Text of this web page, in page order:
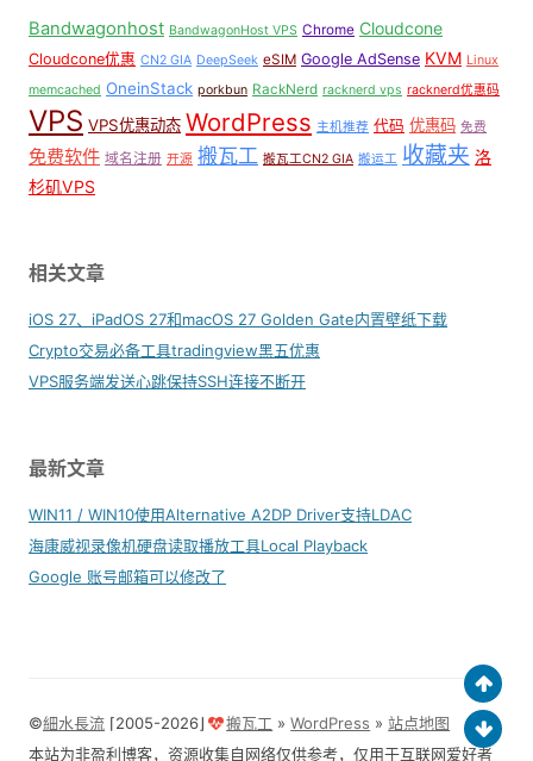
Bandwagonhost BandwagonHost VPS Chrome Cloudcone
Cloudcone优惠 CN2 GIA DeepSeek eSIM Google AdSense KVM Linux
memcached OneinStack porkbun RackNerd racknerd vps racknerd优惠码
VPS VPS优惠动态 WordPress 主机推荐 代码 优惠码 免费
免费软件 域名注册 开源 搬瓦工 搬瓦工CN2 GIA 搬运工 收藏夹 洛
杉矶VPS
相关文章
iOS 27、iPadOS 27和macOS 27 Golden Gate内置壁纸下载
Crypto交易必备工具tradingview黑五优惠
VPS服务端发送心跳保持SSH连接不断开
最新文章
WIN11 / WIN10使用Alternative A2DP Driver支持LDAC
海康威视录像机硬盘读取播放工具Local Playback
Google 账号邮箱可以修改了
©細水長流 ⌈2005-2026⌋ 搬瓦工 »WordPress »站点地图
本站为非盈利博客，资源收集自网络仅供参考，仅用于互联网爱好者